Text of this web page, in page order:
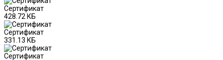
Сертификат
428.72 КБ
Сертификат
331.13 КБ
Сертификат